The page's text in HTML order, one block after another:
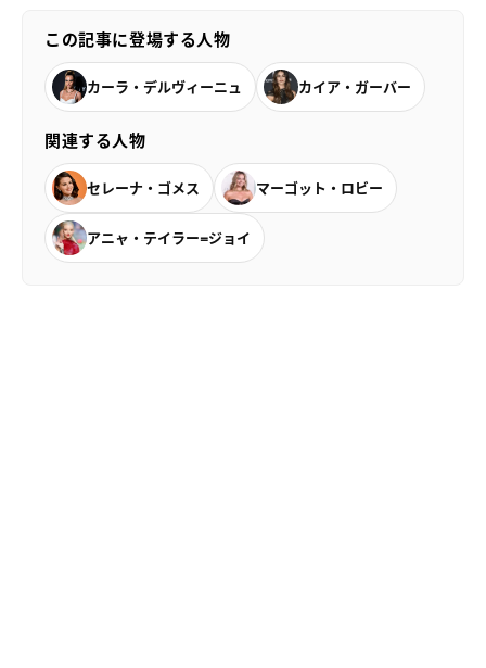
この記事に登場する人物
カーラ・デルヴィーニュ カイア・ガーバー
関連する人物
セレーナ・ゴメス マーゴット・ロビー
アニャ・テイラー=ジョイ